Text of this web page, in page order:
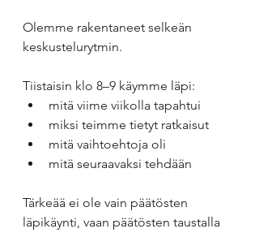
Olemme rakentaneet selkeän
keskustelurytmin.
Tiistaisin klo 8–9 käymme läpi:
mitä viime viikolla tapahtui
miksi teimme tietyt ratkaisut
mitä vaihtoehtoja oli
mitä seuraavaksi tehdään
Tärkeää ei ole vain päätösten
läpikäynti, vaan päätösten taustalla